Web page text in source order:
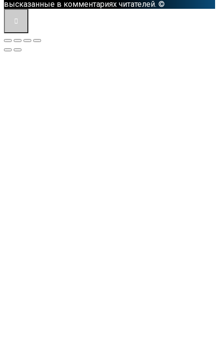
высказанные в комментариях читателей. ©